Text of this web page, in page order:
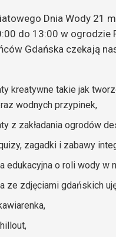
Dnia Wody 21
do 13:00 w ogrodzie
Gdańska czekają
kreatywne takie jak
wodnych przypinek,
z zakładania ogrodów
zagadki i zabawy
edukacyjna o roli wody w
ze zdjęciami gdańskich